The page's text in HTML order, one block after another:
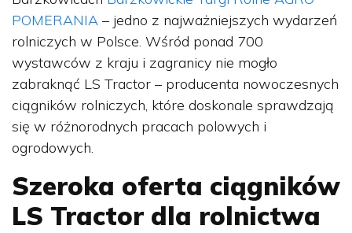
POMERANIA – jedno z najważniejszych wydarzeń
rolniczych w Polsce. Wśród ponad 700
wystawców z kraju i zagranicy nie mogło
zabraknąć LS Tractor – producenta nowoczesnych
ciągników rolniczych, które doskonale sprawdzają
się w różnorodnych pracach polowych i
ogrodowych.
Szeroka oferta ciągników
LS Tractor dla rolnictwa